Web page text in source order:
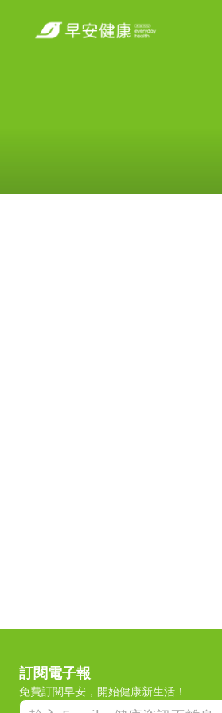
訂閱電子報
免費訂閱早安，開始健康新生活！